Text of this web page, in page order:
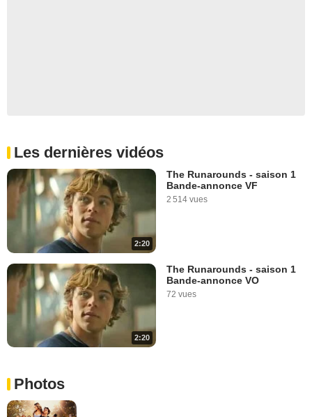
Les dernières vidéos
2:20
The Runarounds - saison 1
Bande-annonce VF
2 514 vues
2:20
The Runarounds - saison 1
Bande-annonce VO
72 vues
Photos